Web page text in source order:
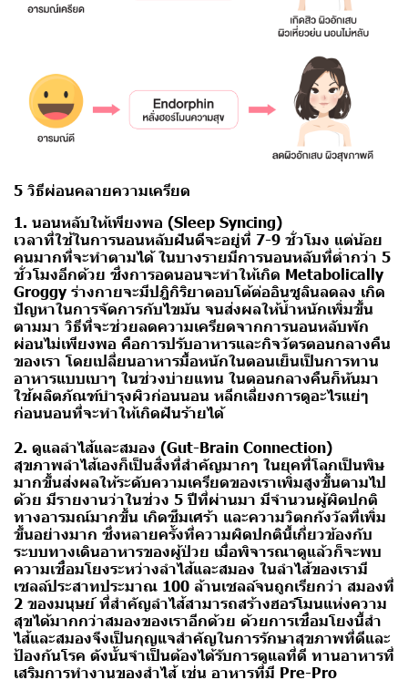
5 วิธีผ่อนคลายความเครียด
1. นอนหลับให้เพียงพอ (Sleep Syncing)
เวลาที่ใช้ในการนอนหลับฝันดีจะอยู่ที่ 7-9 ชั่วโมง แต่น้อย
คนมากที่จะทำตามได้ ในบางรายมีการนอนหลับที่ต่ำกว่า 5
ชั่วโมงอีกด้วย ซึ่งการอดนอนจะทำให้เกิด Metabolically
Groggy ร่างกายจะมีปฎิกิริยาตอบโต้ต่ออินซูลินลดลง เกิด
ปัญหาในการจัดการกับไขมัน จนส่งผลให้น้ำหนักเพิ่มขึ้น
ตามมา วิธีที่จะช่วยลดความเครียดจากการนอนหลับพัก
ผ่อนไม่เพียงพอ คือการปรับอาหารและกิจวัตรตอนกลางคืน
ของเรา โดยเปลี่ยนอาหารมื้อหนักในตอนเย็นเป็นการทาน
อาหารแบบเบาๆ ในช่วงบ่ายแทน ในตอนกลางคืนก็หันมา
ใช้ผลิตภัณฑ์บำรุงผิวก่อนนอน หลีกเลี่ยงการดูอะไรแย่ๆ
ก่อนนอนที่จะทำให้เกิดฝันร้ายได้
2. ดูแลลำไส้และสมอง (Gut-Brain Connection)
สุขภาพลำไส้เองก็เป็นสิ่งที่สำคัญมากๆ ในยุคที่โลกเป็นพิษ
มากขึ้นส่งผลให้ระดับความเครียดของเราเพิ่มสูงขึ้นตามไป
ด้วย มีรายงานว่าในช่วง 5 ปีที่ผ่านมา มีจำนวนผู้ผิดปกติ
ทางอารมณ์มากขึ้น เกิดซึมเศร้า และความวิตกกังวัลที่เพิ่ม
ขึ้นอย่างมาก ซึ่งหลายครั้งที่ความผิดปกตินี้เกี่ยวข้องกับ
ระบบทางเดินอาหารของผู้ป่วย เมื่อพิจารณาดูแล้วก็จะพบ
ความเชื่อมโยงระหว่างลำไส้และสมอง ในลำไส้ของเรามี
เซลล์ประสาทประมาณ 100 ล้านเซลล์จนถูกเรียกว่า สมองที่
2 ของมนุษย์ ที่สำคัญลำไส้สามารถสร้างฮอร์โมนแห่งความ
สุขได้มากกว่าสมองของเราอีกด้วย ด้วยการเชื่อมโยงนี้สำ
ไส้และสมองจึงเป็นกุญแจสำคัญในการรักษาสุขภาพที่ดีและ
ป้องกันโรค ดังนั้นจำเป็นต้องได้รับการดูแลที่ดี ทานอาหารที่
เสริมการทำงานของสำไส้ เช่น อาหารที่มี Pre-Pro